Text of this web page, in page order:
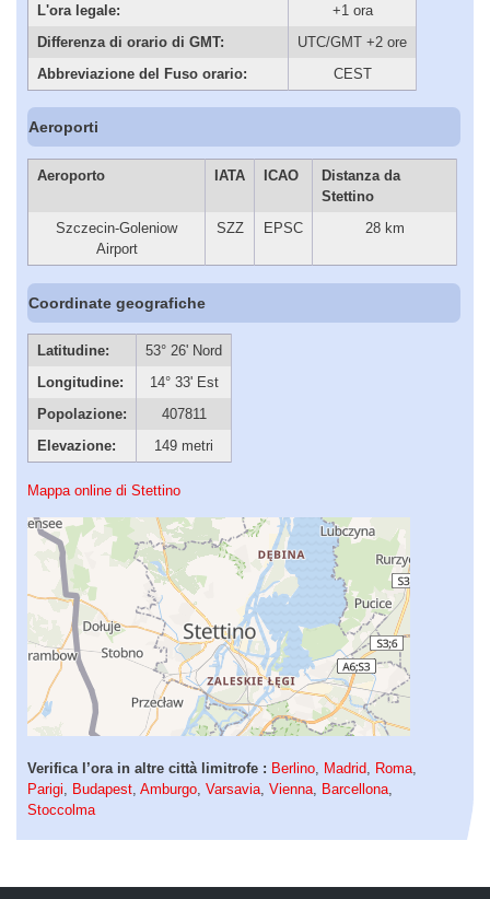
L'ora legale:
+1 ora
Differenza di orario di GMT:
UTC/GMT +2 ore
Abbreviazione del Fuso orario:
CEST
Aeroporti
Aeroporto IATA ICAO
Distanza da
Stettino
Szczecin-Goleniow
Airport
SZZ EPSC 28 km
Coordinate geografiche
Latitudine:
53° 26' Nord
Longitudine:
14° 33' Est
Popolazione:
407811
Elevazione:
149 metri
Mappa online di Stettino
Verifica l’ora in altre città limitrofe : Berlino, Madrid, Roma,
Parigi, Budapest, Amburgo, Varsavia, Vienna, Barcellona,
Stoccolma